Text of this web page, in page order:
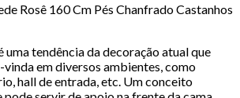
Rosê 160 Cm Pés Chanfrado Castanhos
uma tendência da decoração atual que
em diversos ambientes, como
hall de entrada, etc. Um conceito